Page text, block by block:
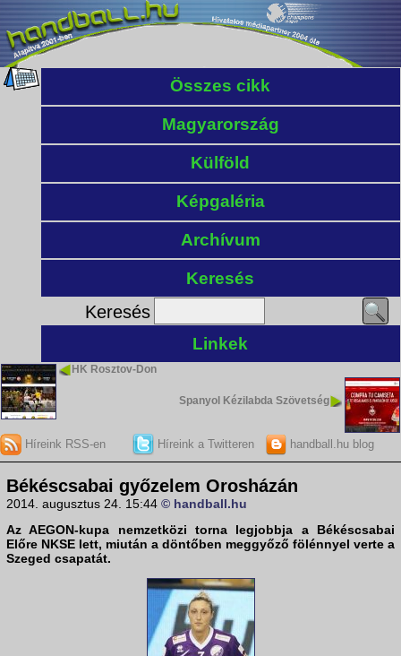
Összes cikk
Magyarország
Külföld
Képgaléria
Archívum
Keresés
Keresés
Linkek
HK Rosztov-Don
Spanyol Kézilabda Szövetség
Híreink RSS-en Híreink a Twitteren handball.hu blog
Békéscsabai győzelem Orosházán
2014. augusztus 24. 15:44 © handball.hu
AzAEGON-kupa nemzetközi torna legjobbja a Békéscsabai
Előre NKSE lett, miután a döntőben meggyőző fölénnyel verte a
Szeged csapatát.